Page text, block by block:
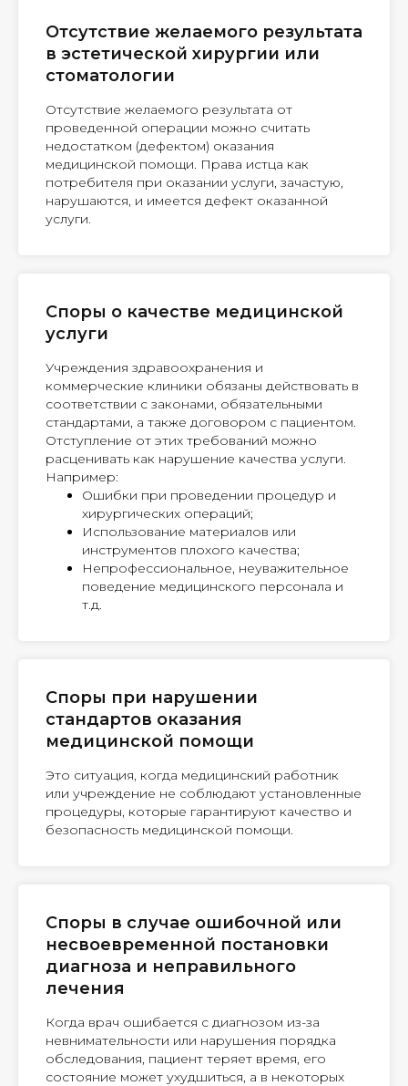
Отсутствие желаемого результата
в эстетической хирургии или
стоматологии
Отсутствие желаемого результата от
проведенной операции можно считать
недостатком (дефектом) оказания
медицинской помощи. Права истца как
потребителя при оказании услуги, зачастую,
нарушаются, и имеется дефект оказанной
услуги.
Споры о качестве медицинской
услуги
Учреждения здравоохранения и
коммерческие клиники обязаны действовать в
соответствии с законами, обязательными
стандартами, а также договором с пациентом.
Отступление от этих требований можно
расценивать как нарушение качества услуги.
Например:
Ошибки при проведении процедур и
хирургических операций;
Использование материалов или
инструментов плохого качества;
Непрофессиональное, неуважительное
поведение медицинского персонала и
т.д.
Споры при нарушении
стандартов оказания
медицинской помощи
Это ситуация, когда медицинский работник
или учреждение не соблюдают установленные
процедуры, которые гарантируют качество и
безопасность медицинской помощи.
Споры в случае ошибочной или
несвоевременной постановки
диагноза и неправильного
лечения
Когда врач ошибается с диагнозом из-за
невнимательности или нарушения порядка
обследования, пациент теряет время, его
состояние может ухудшиться, а в некоторых